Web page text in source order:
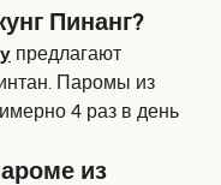
Пинанг?
предлагают
Паромы из
4 раз в день
из